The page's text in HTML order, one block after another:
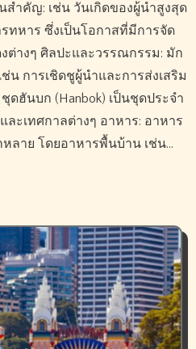
สำคัญ: เช่น วันเกิดของผู้นำสูงสุด
ทหาร ซึ่งเป็นโอกาสที่มีการจัด
ต่างๆ ศิลปะและวรรณกรรม: มัก
น การเชิดชูผู้นำและการส่งเสริม
ดฮันบก (Hanbok) เป็นชุดประจำ
ะเทศกาลต่างๆ อาหาร: อาหาร
ลาย โดยอาหารพื้นบ้าน เช่น…